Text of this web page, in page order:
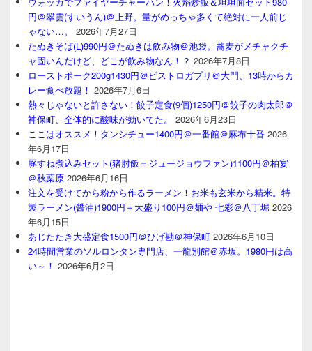
円＠翠雲(すいうん)＠上野。量がめっちゃ多くて絶対に一人前じ
ゃない…。
2026年7月27日
たぬきそば(L)990円＠たぬきは飲み物＠池袋。蕎麦がメチャクチ
ャ固いんだけど、どこが飲み物なん！？ 2026年7月8日
ローストポーク200g1430円＠ビストロガブリ＠大門、13時からカ
レー食べ放題！ 2026年7月6日
熱々じゃないと許さない！餃子定食(9個)1250円＠餃子の肉太郎＠
神保町、全体的に酸味が効いてた。
2026年6月23日
ここはオススメ！タンシチュー1400円＠一番館＠麻布十番 2026
年6月17日
豚すね煮込みセット(猪肘飯＝ジュージョウファン)1100円＠柏宴
＠秋葉原 2026年6月16日
注文を受けてから粉から作るラーメン！お米も玄米から精米。特
製ラーメン(醤油)1900円＋大盛り100円＠麺や 七彩＠八丁堀 2026
年6月15日
あじたたき大盛定食1500円＠ひげ勘＠神保町 2026年6月10日
24時間営業のソルロンタン専門店、一龍別館＠赤坂。1980円は高
い～！ 2026年6月2日